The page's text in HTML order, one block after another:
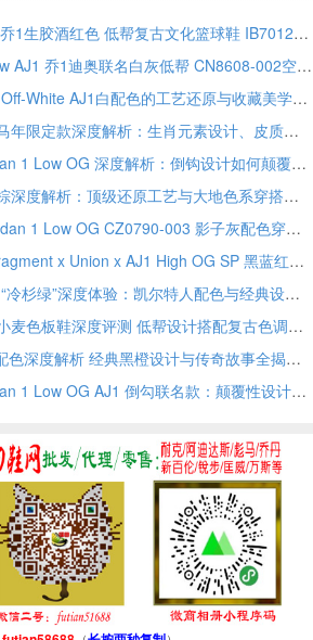
Air Jordan 1 Low AJ1 乔1生胶酒红色 低帮复古文化篮球鞋 IB7012-600
Dior x Air Jordan 1 Low AJ1 乔1迪奥联名白灰低帮 CN8608-002空中飞人一代低帮白灰配色限量联名款
解构经典的巅峰之作：Off-White AJ1白配色的工艺还原与收藏美学
Air Jordan 1 Low AJ1马年限定款深度解析：生肖元素设计、皮质工艺与低帮复古穿搭全指南
Travis Scott x Air Jordan 1 Low OG 深度解析：倒钩设计如何颠覆经典，做旧美学与穿搭
Air Jordan 1 Low米白棕深度解析：顶级还原工艺与大地色系穿搭全指南
低调实穿主义：Air Jordan 1 Low OG CZ0790-003 影子灰配色穿搭全攻略
三方联名收藏指南：Fragment x Union x AJ1 High OG SP 黑蓝红经典配色解析
Air Jordan 1 High OG “冷杉绿”深度体验：凯尔特人配色与经典设计的完美融合
Air Jordan 1 Low AJ1小麦色板鞋深度评测 低帮设计搭配复古色调打造秋冬潮流穿搭
Air Jordan 1扣碎篮板配色深度解析 经典黑橙设计与传奇故事全揭秘
Travis Scott x Air Jordan 1 Low OG AJ1 倒勾联名款：颠覆性设计与做旧工艺